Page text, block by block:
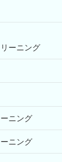
ーニング
ニング
ニング